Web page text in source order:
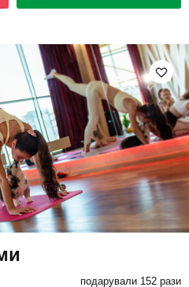
подарували 152 рази